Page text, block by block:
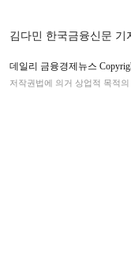
김다민 한국금융신문 기
데일리 금융경제뉴스
저작권법에 의거 상업적 목적